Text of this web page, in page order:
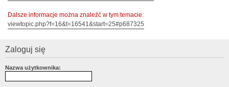
Dalsze informacje można znaleźć w tym temacie:
viewtopic.php?f=16&t=16541&start=25#p687325
Zaloguj się
Nazwa użytkownika: